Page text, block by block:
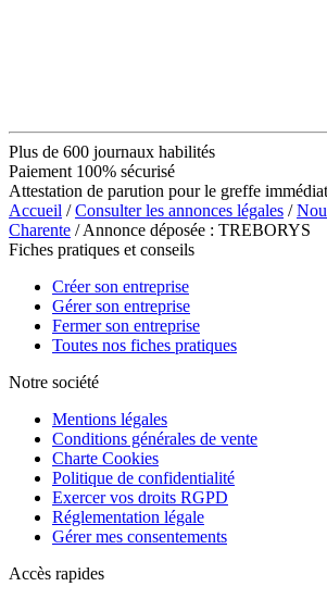
Plus de 600 journaux habilités
Paiement 100% sécurisé
Attestation de parution pour le greffe
Accueil /Consulter les annonces légales /
Charente / Annonce déposée : TREBORYS
Fiches pratiques et conseils
Créer son entreprise
Gérer son entreprise
Fermer son entreprise
Toutes nos fiches pratiques
Notre société
Mentions légales
Conditions générales de vente
Charte Cookies
Politique de confidentialité
Exercer vos droits RGPD
Réglementation légale
Gérer mes consentements
Accès rapides